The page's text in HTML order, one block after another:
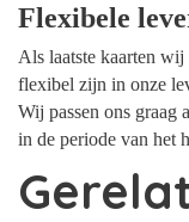
Flexibele
Als laatste kaarten
flexibel zijn in onze
Wij passen ons graag
in de periode van het